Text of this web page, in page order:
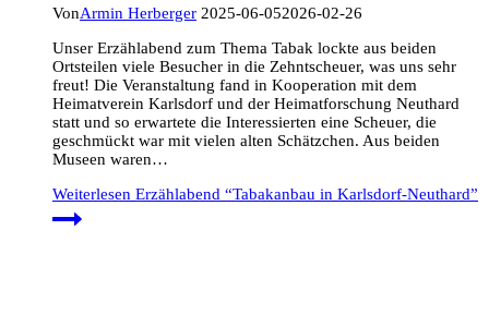
VonArmin Herberger 2025-06-052026-02-26
Unser Erzählabend zum Thema Tabak lockte aus beiden
Ortsteilen viele Besucher in die Zehntscheuer, was uns sehr
freut! Die Veranstaltung fand in Kooperation mit dem
Heimatverein Karlsdorf und der Heimatforschung Neuthard
statt und so erwartete die Interessierten eine Scheuer, die
geschmückt war mit vielen alten Schätzchen. Aus beiden
Museen waren…
Weiterlesen Erzählabend “Tabakanbau in Karlsdorf-Neuthard”